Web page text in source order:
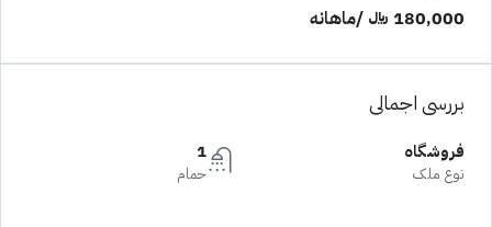
180,000 ﷼ /ماهانه
بررسی اجمالی
فروشگاه
نوع ملک
1
حمام